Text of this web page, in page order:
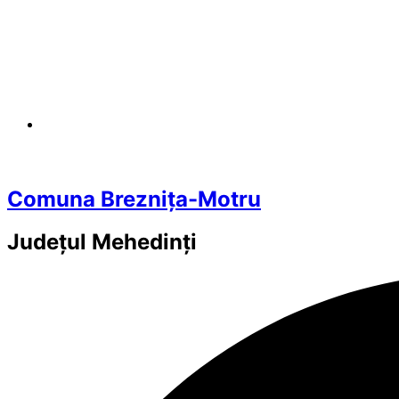
Comuna Breznița-Motru
Județul Mehedinți